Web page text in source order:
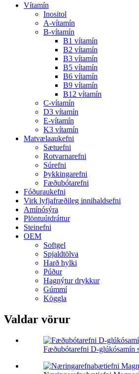
Vítamín
Inositol
A-vítamín
B-vítamín
B1 vítamín
B2 vítamín
B3 vítamín
B5 vítamín
B6 vítamín
B9 vítamín
B12 vítamín
C-vítamín
D3 vítamín
E-vítamín
K3 vítamín
Matvælaaukefni
Sætuefni
Rotvarnarefni
Súrefni
Þykkingarefni
Fæðubótarefni
Fóðuraukefni
Virk lyfjafræðileg innihaldsefni
Amínósýra
Plöntuútdráttur
Steinefni
OEM
Softgel
Spjaldtölva
Harð hylki
Púður
Hagnýtur drykkur
Gúmmí
Köggla
Valdar vörur
Fæðubótarefni D-glúkósamín